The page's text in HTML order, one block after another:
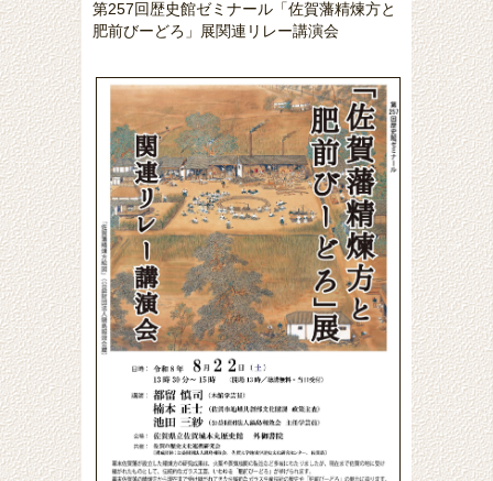
第257回歴史館ゼミナール「佐賀藩精煉方と
肥前びーどろ」展関連リレー講演会